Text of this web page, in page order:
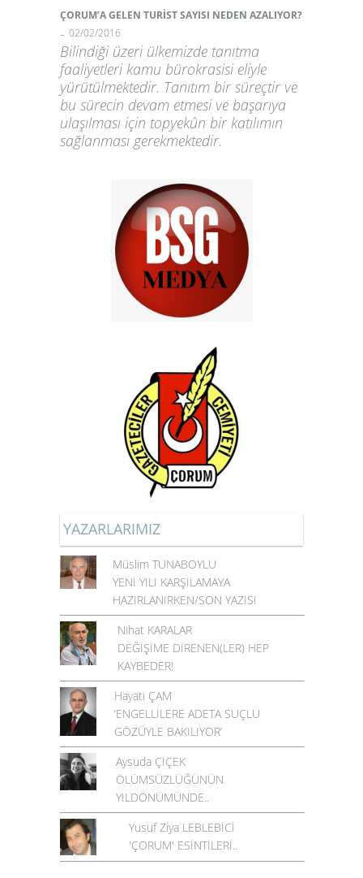
ÇORUM’A GELEN TURİST SAYISI NEDEN AZALIYOR?
- 02/02/2016
Bilindiği üzeri ülkemizde tanıtma
faaliyetleri kamu bürokrasisi eliyle
yürütülmektedir. Tanıtım bir süreçtir ve
bu sürecin devam etmesi ve başarıya
ulaşılması için topyekûn bir katılımın
sağlanması gerekmektedir.
YAZARLARIMIZ
Müslim TUNABOYLU
YENİ YILI KARŞILAMAYA
HAZIRLANIRKEN/SON YAZISI
Nihat KARALAR
DEĞİŞİME DİRENEN(LER) HEP
KAYBEDER!
Hayati ÇAM
‘ENGELLİLERE ADETA SUÇLU
GÖZÜYLE BAKILIYOR’
Aysuda ÇİÇEK
ÖLÜMSÜZLÜĞÜNÜN
YILDÖNÜMÜNDE..
Yusuf Ziya LEBLEBİCİ
'ÇORUM' ESİNTİLERİ..